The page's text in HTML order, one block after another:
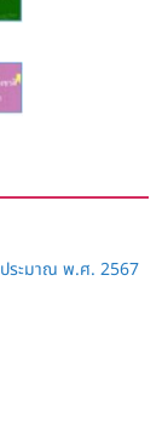
ประมาณ พ.ศ. 2567